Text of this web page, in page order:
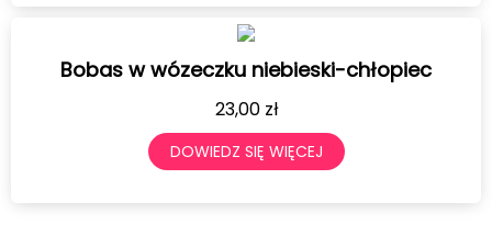
Bobas w wózeczku niebieski-chłopiec
23,00 zł
DOWIEDZ SIĘ WIĘCEJ